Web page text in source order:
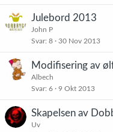
Julebord 2013
John P
Svar 8 30 Nov 2013
Modifisering av
Albech
Svar 6 9 Okt 2013
Skapelsen av
Uv